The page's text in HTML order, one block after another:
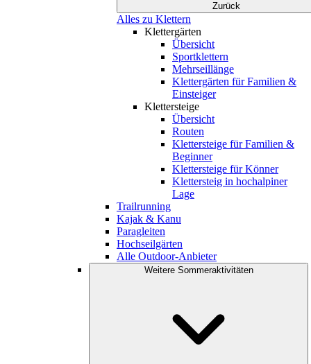
Zurück
Alles zu Klettern
Klettergärten
Übersicht
Sportklettern
Mehrseillänge
Klettergärten für Familien &
Einsteiger
Klettersteige
Übersicht
Routen
Klettersteige für Familien &
Beginner
Klettersteige für Könner
Klettersteig in hochalpiner
Lage
Trailrunning
Kajak & Kanu
Paragleiten
Hochseilgärten
Alle Outdoor-Anbieter
Weitere Sommeraktivitäten